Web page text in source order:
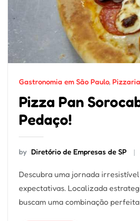
Gastronomia em São Paulo,
Pizza Pan
Pedaço!
by Diretório de Empresas de SP
Descubra uma jornada
expectativas. Localizada
buscam uma combinação